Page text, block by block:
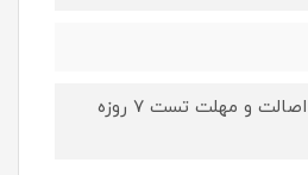
ضمانت مادام العمر اصالت و مهلت تست ۷ روزه